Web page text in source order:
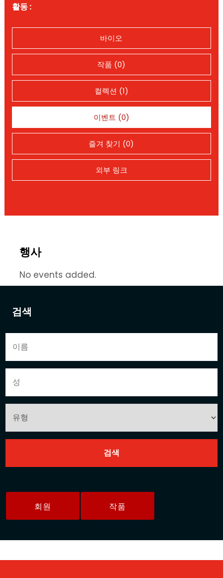
검색
회원 작품
활동 :
바이오
작품 (0)
컬렉션 (1)
이벤트 (0)
즐겨 찾기 (0)
외부 링크
행사
No events added.